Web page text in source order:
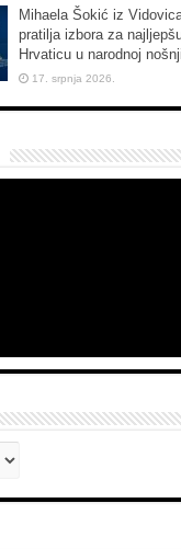
Mihaela Šokić iz
pratilja izbora za
Hrvaticu u narodnoj nošnji
17. srpnja 2026.